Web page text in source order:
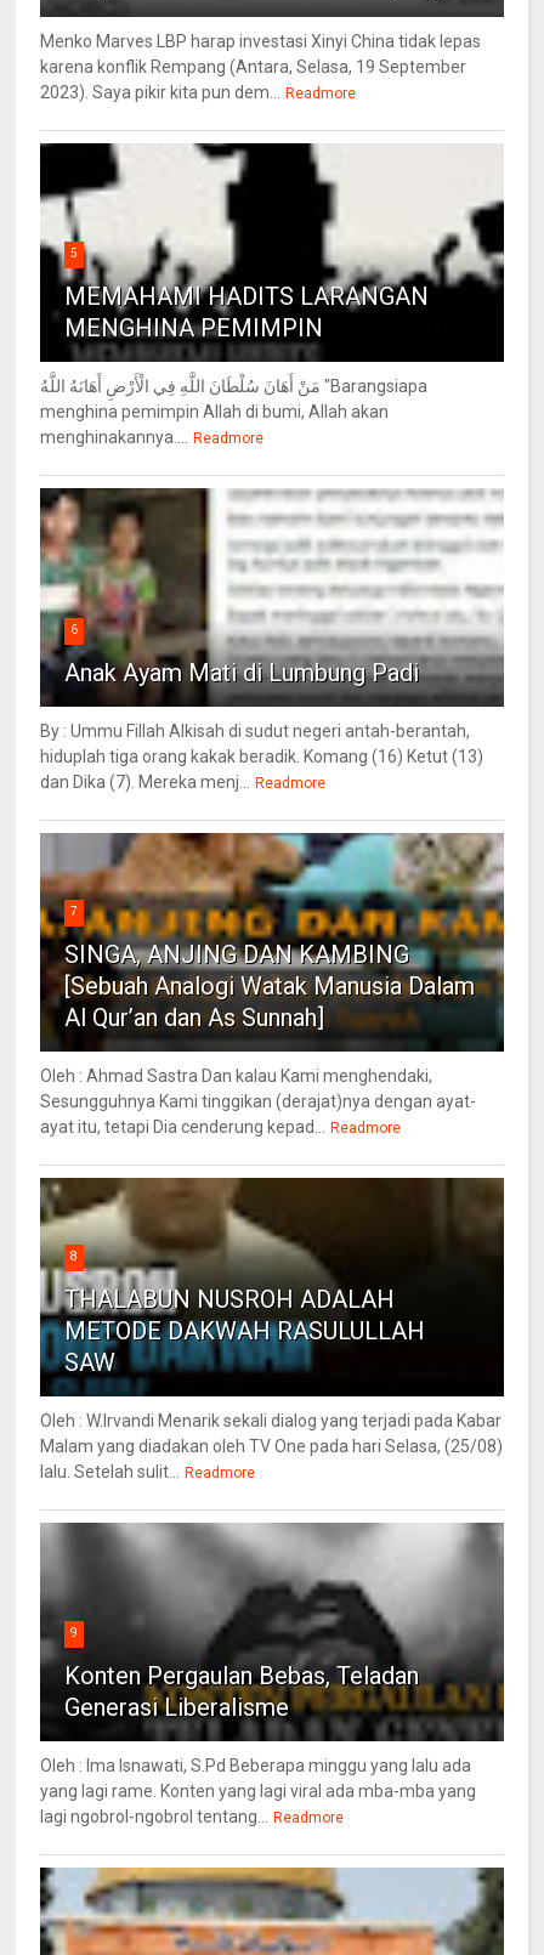
Menko Marves LBP harap investasi Xinyi China tidak lepas
karena konflik Rempang (Antara, Selasa, 19 September
2023). Saya pikir kita pun dem... Readmore
5
MEMAHAMI HADITS LARANGAN
MENGHINA PEMIMPIN
مَنْ أَهَانَ سُلْطَانَ اللَّهِ فِي الْأَرْضِ أَهَانَهُ اللَّهُ "Barangsiapa
menghina pemimpin Allah di bumi, Allah akan
menghinakannya.... Readmore
6
Anak Ayam Mati di Lumbung Padi
By : Ummu Fillah Alkisah di sudut negeri antah-berantah,
hiduplah tiga orang kakak beradik. Komang (16) Ketut (13)
dan Dika (7). Mereka menj... Readmore
7
SINGA, ANJING DAN KAMBING
[Sebuah Analogi Watak Manusia Dalam
Al Qur’an dan As Sunnah]
Oleh : Ahmad Sastra Dan kalau Kami menghendaki,
Sesungguhnya Kami tinggikan (derajat)nya dengan ayat-
ayat itu, tetapi Dia cenderung kepad... Readmore
8
THALABUN NUSROH ADALAH
METODE DAKWAH RASULULLAH
SAW
Oleh : W.Irvandi Menarik sekali dialog yang terjadi pada Kabar
Malam yang diadakan oleh TV One pada hari Selasa, (25/08)
lalu. Setelah sulit... Readmore
9
Konten Pergaulan Bebas, Teladan
Generasi Liberalisme
Oleh : Ima Isnawati, S.Pd Beberapa minggu yang lalu ada
yang lagi rame. Konten yang lagi viral ada mba-mba yang
lagi ngobrol-ngobrol tentang... Readmore